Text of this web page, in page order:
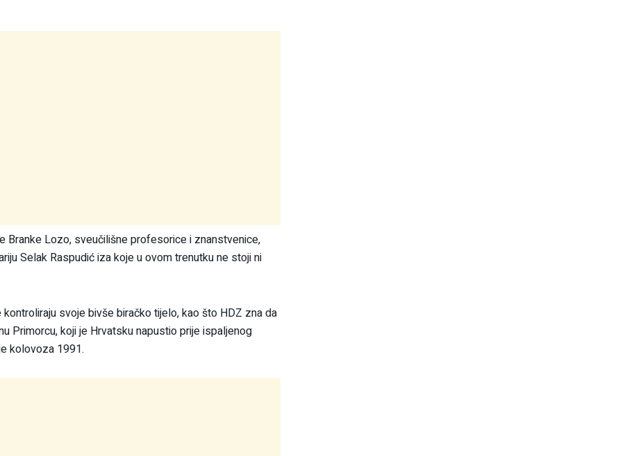
Branke Lozo, sveučilišne profesorice i znanstvenice,
Selak Raspudić iza koje u ovom trenutku ne stoji ni
svoje bivše biračko tijelo, kao što HDZ zna da
Primorcu, koji je Hrvatsku napustio prije ispaljenog
kolovoza 1991.